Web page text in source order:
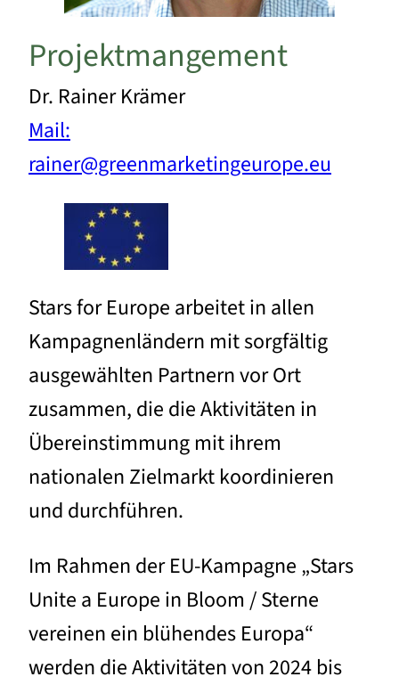
Projektmangement
Dr. Rainer Krämer
Mail:
rainer@greenmarketingeurope.eu
Stars for Europe arbeitet in allen
Kampagnenländern mit sorgfältig
ausgewählten Partnern vor Ort
zusammen, die die Aktivitäten in
Übereinstimmung mit ihrem
nationalen Zielmarkt koordinieren
und durchführen.
Im Rahmen der EU-Kampagne „Stars
Unite a Europe in Bloom / Sterne
vereinen ein blühendes Europa“
werden die Aktivitäten von 2024 bis